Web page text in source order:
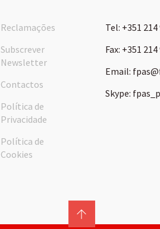
Reclamações
Subscrever
Newsletter
Contactos
Política de
Privacidade
Política de
Cookies
Tel: +351 214
Fax: +351
Email:
Skype: